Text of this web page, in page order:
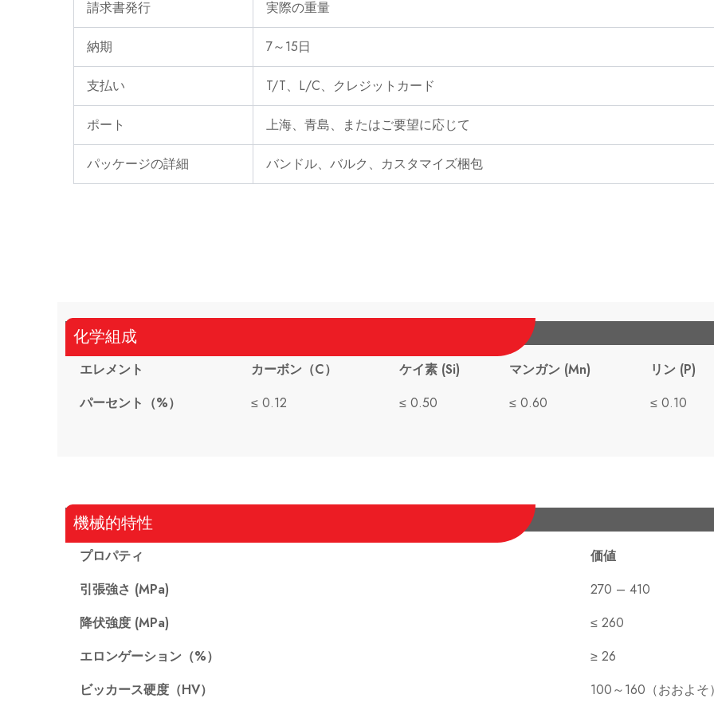
請求書発行 実際の重量
納期 7～15日
支払い T/T、L/C、クレジットカード
ポート 上海、青島、またはご要望に応じて
パッケージの詳細 バンドル、バルク、カスタマイズ梱包
化学組成
エレメント カーボン（C） ケイ素 (Si) マンガン (Mn)
リン (P)
パーセント（%）
≤ 0.12 ≤ 0.50 ≤ 0.60 ≤ 0.10
機械的特性
プロパティ
価値
引張強さ (MPa)
270 – 410
降伏強度 (MPa)
≤ 260
エロンゲーション（%）
≥ 26
ビッカース硬度（HV）
100～160（おおよそ